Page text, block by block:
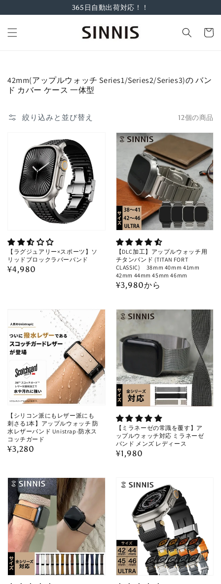
365日自動出荷対応！！
ー
コ
レ
ョ
42mm(アップルウォッチ Series1/Series2/Series3)の バン
ド カバー ケース 一体型
絞り込みと並び替え 12個の商品
【ラグジュアリー×スポーツ】ソ
リッドブロックラバーバンド
通
¥4,980
【DLC加工】アップルウォッチ用
チタンバンド (TITAN FORT
CLASSIC) 38mm 40mm 41mm
42mm 44mm 45mm 46mm
通
価
格
¥3,980から
【シリコン派にもレザー派にも
刺さる1本】アップルウォッチ 防
水レザーバンド Unistrap-防水ス
コッチガード
通
格
¥3,280
【ミラネーゼの常識を覆す】ア
ップルウォッチ対応 ミラネーゼ
バンド メンズ レディース
通
格
¥1,980